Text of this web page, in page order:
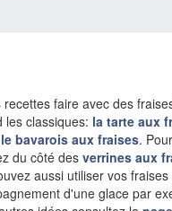
recettes faire avec des
les classiques: la tarte aux
le bavarois aux fraises.
du côté desverrines aux
aussi utiliser vos
d'une glace par